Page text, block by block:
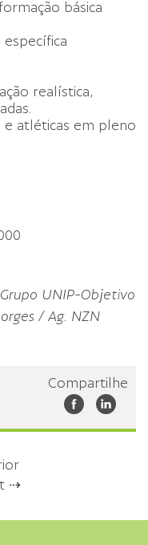
básica
realística,
e atléticas em pleno
UNIP-Objetivo
/ Ag. NZN
Compartilhe
⇢